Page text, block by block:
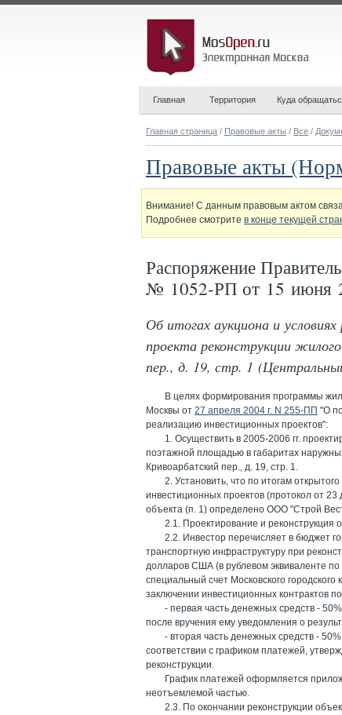
Главная Территория Куда
Главная страница / Правовые акты / Все /
Правовые акты
Внимание! С данным правовым актом
Подробнее смотрите в конце текущей
Распоряжение
№ 1052-РП от 15 июня
Об итогах аукциона и
проекта реконструкции
пер., д. 19, стр. 1
В целях формирования программы
Москвы от 27 апреля 2004 г. N 255-ПП "О
реализацию инвестиционных проектов":
1. Осуществить в 2005-2006 гг.
поэтажной площадью в габаритах
Кривоарбатский пер., д. 19, стр. 1.
2. Установить, что по итогам
инвестиционных проектов (протокол от
объекта (п. 1) определено ООО "Строй
2.1. Проектирование и реконструкция
2.2. Инвестор перечисляет в бюджет
транспортную инфраструктуру при
долларов США (в рублевом эквиваленте
специальный счет Московского
заключении инвестиционных контрактов
- первая часть денежных средств -
после вручения ему уведомления о
- вторая часть денежных средств -
соответствии с графиком платежей,
реконструкции.
График платежей оформляется
неотъемлемой частью.
2.3. По окончании реконструкции